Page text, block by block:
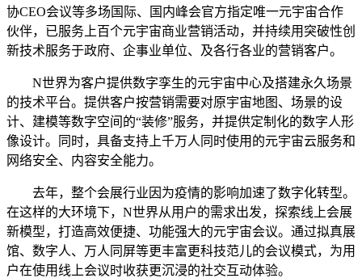
协CEO会议等多场国际、国内峰会官方指定唯一元宇宙合作
伙伴，已服务上百个元宇宙商业营销活动，并持续用突破性创
新技术服务于政府、企事业单位、及各行各业的营销客户。
N世界为客户提供数字孪生的元宇宙中心及搭建永久场景
的技术平台。提供客户按营销需要对原宇宙地图、场景的设
计、建模等数字空间的“装修”服务，并提供定制化的数字人形
像设计。同时，具备支持上千万人同时使用的元宇宙云服务和
网络安全、内容安全能力。
去年，整个会展行业因为疫情的影响加速了数字化转型。
在这样的大环境下，N世界从用户的需求出发，探索线上会展
新模型，打造高效便捷、功能强大的元宇宙会议。通过拟真展
馆、数字人、万人同屏等更丰富更科技范儿的会议模式，为用
户在使用线上会议时收获更沉浸的社交互动体验。